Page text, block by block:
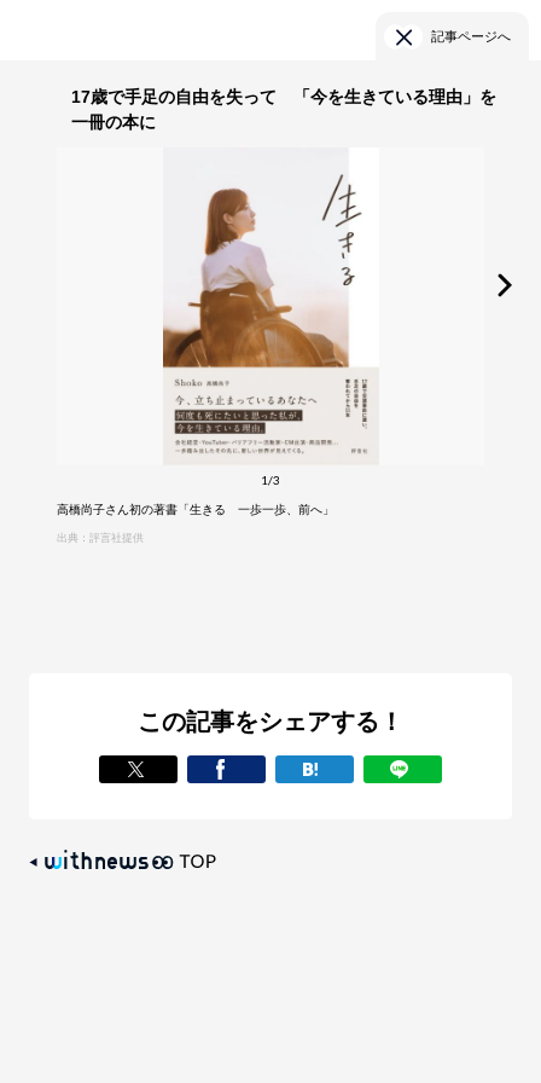
記事ページへ
17歳で手足の自由を失って 「今を生きている理由」を
一冊の本に
1/3
高橋尚子さん初の著書「生きる 一歩一歩、前へ」
出典：評言社提供
この記事をシェアする！